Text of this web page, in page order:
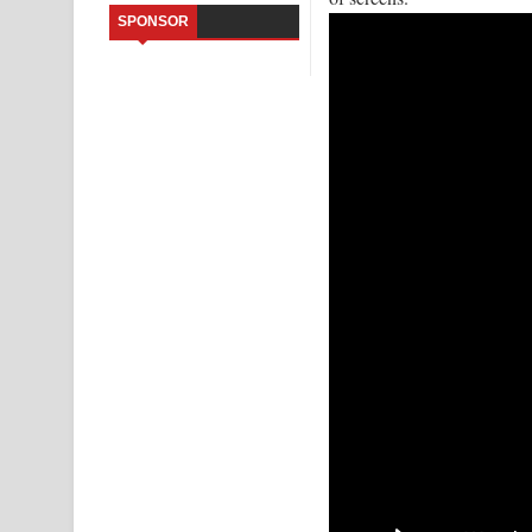
Aramuna Song Lyrics - අරමුණ ගීතයේ පද පෙළ
SPONSOR